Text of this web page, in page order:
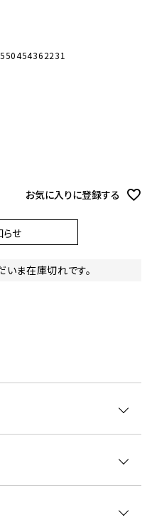
お気に入りに登録する
せ
いま在庫切れです。